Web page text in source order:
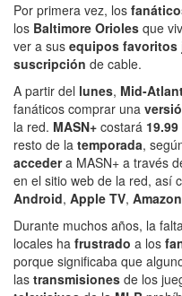
Por primera vez, los
los Baltimore Orioles que
ver a sus equipos favoritos
suscripción de cable.
A partir del lunes, Mid-
fanáticos comprar una
la red. MASN+ costará
resto de la temporada,
accedera MASN+ a través
en el sitio web de la red, así
Android, Apple TV,
Durante muchos años, la
locales ha frustrado a los
porque significaba que
las transmisiones de los